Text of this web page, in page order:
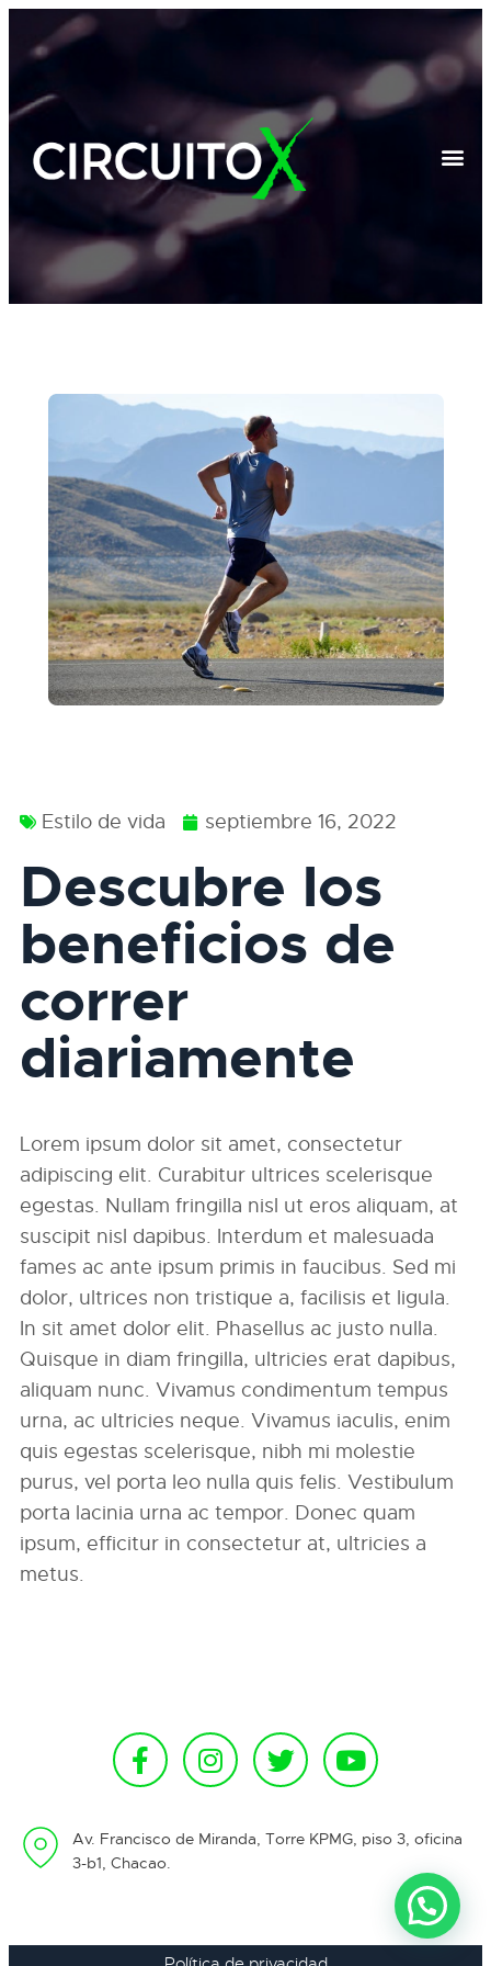
Estilo de vida septiembre 16, 2022
Descubre los
beneficios de
correr
diariamente
Lorem ipsum dolor sit amet, consectetur
adipiscing elit. Curabitur ultrices scelerisque
egestas. Nullam fringilla nisl ut eros aliquam, at
suscipit nisl dapibus. Interdum et malesuada
fames ac ante ipsum primis in faucibus. Sed mi
dolor, ultrices non tristique a, facilisis et ligula.
In sit amet dolor elit. Phasellus ac justo nulla.
Quisque in diam fringilla, ultricies erat dapibus,
aliquam nunc. Vivamus condimentum tempus
urna, ac ultricies neque. Vivamus iaculis, enim
quis egestas scelerisque, nibh mi molestie
purus, vel porta leo nulla quis felis. Vestibulum
porta lacinia urna ac tempor. Donec quam
ipsum, efficitur in consectetur at, ultricies a
metus.
Av. Francisco de Miranda, Torre KPMG, piso 3, oficina
3-b1, Chacao.